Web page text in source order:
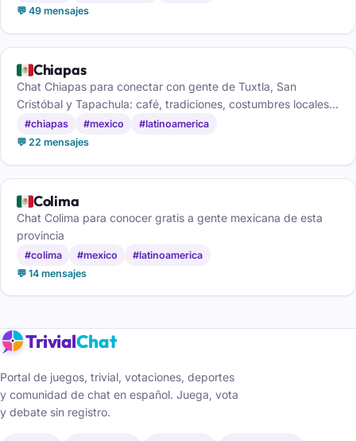
💬 49 mensajes
🇲🇽Chiapas
Chat Chiapas para conectar con gente de Tuxtla, San
Cristóbal y Tapachula: café, tradiciones, costumbres locales y
amistad sin registro.
#chiapas #mexico
#latinoamerica
💬 22 mensajes
🇲🇽Colima
Chat Colima para conocer gratis a gente mexicana de esta
provincia
#colima #mexico
#latinoamerica
💬 14 mensajes
TrivialChat
Portal de juegos, trivial, votaciones, deportes
y comunidad de chat en español. Juega, vota
y debate sin registro.